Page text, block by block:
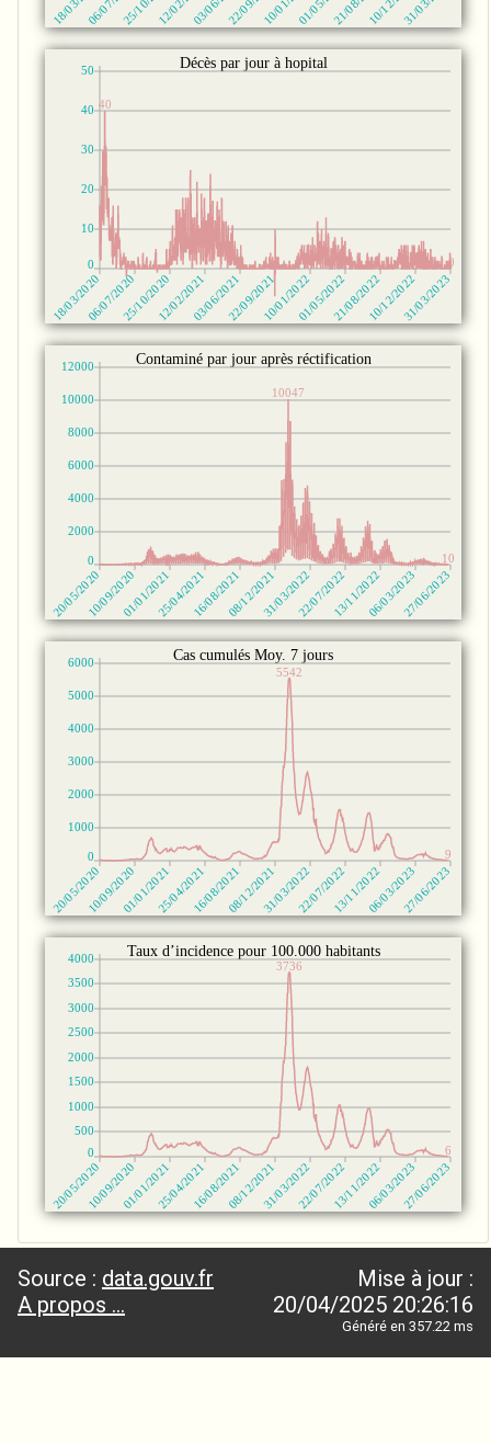
Source : data.gouv.fr
A propos ...
Mise à jour :
20/04/2025 20:26:16
Généré en 357.22 ms